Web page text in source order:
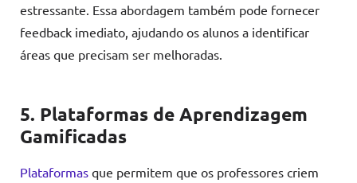
estressante. Essa abordagem também pode fornecer
feedback imediato, ajudando os alunos a identificar
áreas que precisam ser melhoradas.
5. Plataformas de Aprendizagem
Gamificadas
Plataformas que permitem que os professores criem